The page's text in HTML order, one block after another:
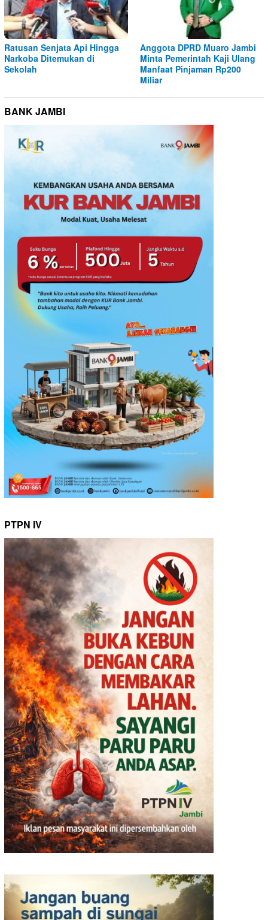
Ratusan Senjata Api Hingga
Narkoba Ditemukan di
Sekolah
Anggota DPRD Muaro Jambi
Minta Pemerintah Kaji Ulang
Manfaat Pinjaman Rp200
Miliar
BANK JAMBI
PTPN IV